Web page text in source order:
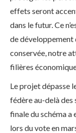
effets seront
dans le futur. Ce
de développement
conservée, notre
filières
Le projet dépasse
fédère au-delà
finale du schéma a
lors du vote en